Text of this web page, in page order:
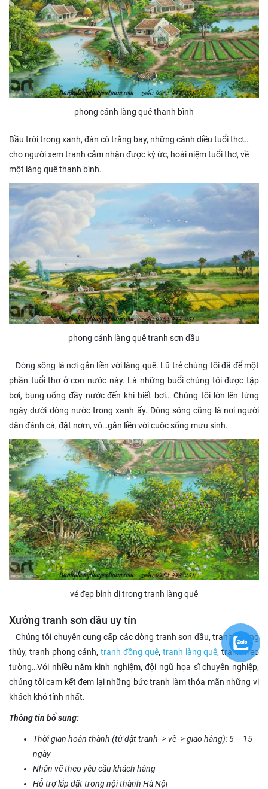
phong cảnh làng quê thanh bình
Bầu trời trong xanh, đàn cò trắng bay, những cánh diều tuổi thơ…
cho người xem tranh cảm nhận được ký ức, hoài niệm tuổi thơ, về
một làng quê thanh bình.
phong cảnh làng quê tranh sơn dầu
Dòng sông là nơi gắn liền với làng quê. Lũ trẻ chúng tôi đã để một
phần tuổi thơ ở con nước này. Là những buổi chúng tôi được tập
bơi, bụng uống đầy nước đến khi biết bơi… Chúng tôi lớn lên từng
ngày dưới dòng nước trong xanh ấy. Dòng sông cũng là nơi người
dân đánh cá, đặt nơm, vó…gắn liền với cuộc sống mưu sinh.
vẻ đẹp bình dị trong tranh làng quê
Xưởng tranh sơn dầu uy tín
Chúng tôi chuyên cung cấp các dòng tranh sơn dầu, tranh phong
thủy, tranh phong cảnh,tranh đồng quê, tranh làng quê, tranh treo
tường…Với nhiều năm kinh nghiệm, đội ngũ họa sĩ chuyên nghiệp,
chúng tôi cam kết đem lại những bức tranh làm thỏa mãn những vị
khách khó tính nhất.
Thông tin bổ sung:
Thời gian hoàn thành (từ đặt tranh -> vẽ -> giao hàng): 5 – 15
ngày
Nhận vẽ theo yêu cầu khách hàng
Hỗ trợ lắp đặt trong nội thành Hà Nội